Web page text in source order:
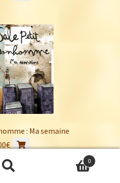
: Ma semaine
€
0